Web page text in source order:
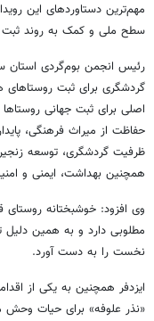
مهم‌ترین دستاوردهای این
سطح ملی و کمک به روند ثبت
رئیس انجمن بوم‌گردی استان
اصلی برای ثبت جهانی
حفاظت از میراث فرهنگی،
ظرفیت گردشگری، توسعه
همچنین بهداشت، ایمنی و
وی افزود: خوشبختانه
مطلوبی دارد و به همین دلیل
نخست را به دست آورد.
ایزدفر همچنین به یکی از
«نذر علوفه» برای حیات وحش